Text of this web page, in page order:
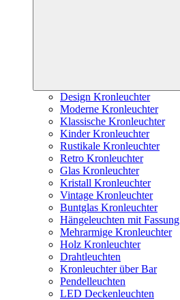
Design Kronleuchter
Moderne Kronleuchter
Klassische Kronleuchter
Kinder Kronleuchter
Rustikale Kronleuchter
Retro Kronleuchter
Glas Kronleuchter
Kristall Kronleuchter
Vintage Kronleuchter
Buntglas Kronleuchter
Hängeleuchten mit Fassung
Mehrarmige Kronleuchter
Holz Kronleuchter
Drahtleuchten
Kronleuchter über Bar
Pendelleuchten
LED Deckenleuchten